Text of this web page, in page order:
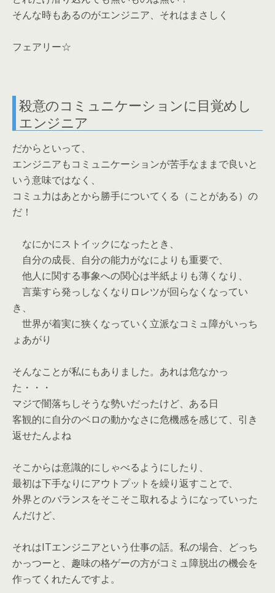
そんな時もあるのがエンジニア、それはまさしく
フェアリー☆
殺意のコミュニケーションに目覚めし
エンジニア
だからといって、
エンジニアもコミュニケーションが苦手なままで良いと
いう意味ではなく、
コミュ力はあとから勝手についてくる（ことがある）の
だ！
なにかにストイックになったとき、
自分の成長、自分の能力がなによりも重要で、
他人に関する事象への関心は半紙よりも薄くなり、
言葉すら発っしなくなりロレツが回らなくなってい
き、
世界が着実に狭くなっていく立派なコミュ障がいっち
ょあがり
そんなことが私にもありました。あれは危なかっ
た・・・
マジで闇落ちしそうな勢いだったけど、ある日
客観的に自分のベロの動かなさに危機感を感じて、引き
返せたんよね
そこからは意識的にしゃべるようにしたり、
最初は下手なりにアウトプットを繰り返すことで、
外界とのバランスをそこそこ取れるようになっていった
んだけど、
それはITエンジニアという仕事の話。私の場合、どっち
かっつーと、趣味の格ゲーの方がコミュ障脱出の機会を
作ってくれたんですよ。